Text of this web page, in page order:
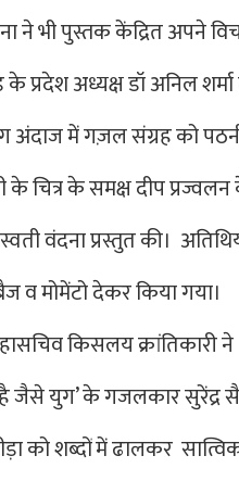
ने भी पुस्तक केंद्रित अपने
प्रदेश अध्यक्ष डॉ अनिल शर्मा
में गज़ल संग्रह को
के चित्र के समक्ष दीप
वंदना प्रस्तुत की।
व मोमेंटो देकर किया गया।
किसलय क्रांतिकारी
जैसे युग’ के गजलकार सुरेंद्र
को शब्दों में ढालकर